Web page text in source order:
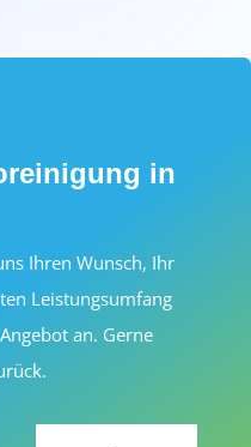
in
Ihren Wunsch, Ihr
Leistungsumfang
an. Gerne